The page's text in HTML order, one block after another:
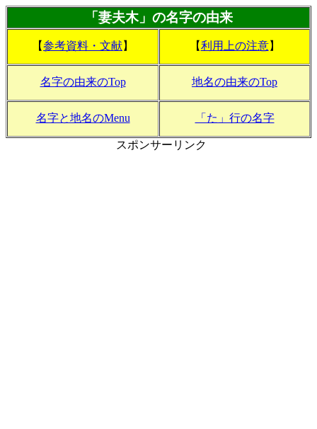
「妻夫木」の名字の由来
【参考資料・文献】 【利用上の注意】
名字の由来のTop 地名の由来のTop
名字と地名のMenu 「た」行の名字
スポンサーリンク